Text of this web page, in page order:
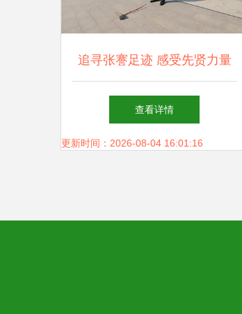
追寻张謇足迹 感受先贤力量
——安惠开展主题党日活动纪
实
查看详情
更新时间：2026-08-04 16:01:16